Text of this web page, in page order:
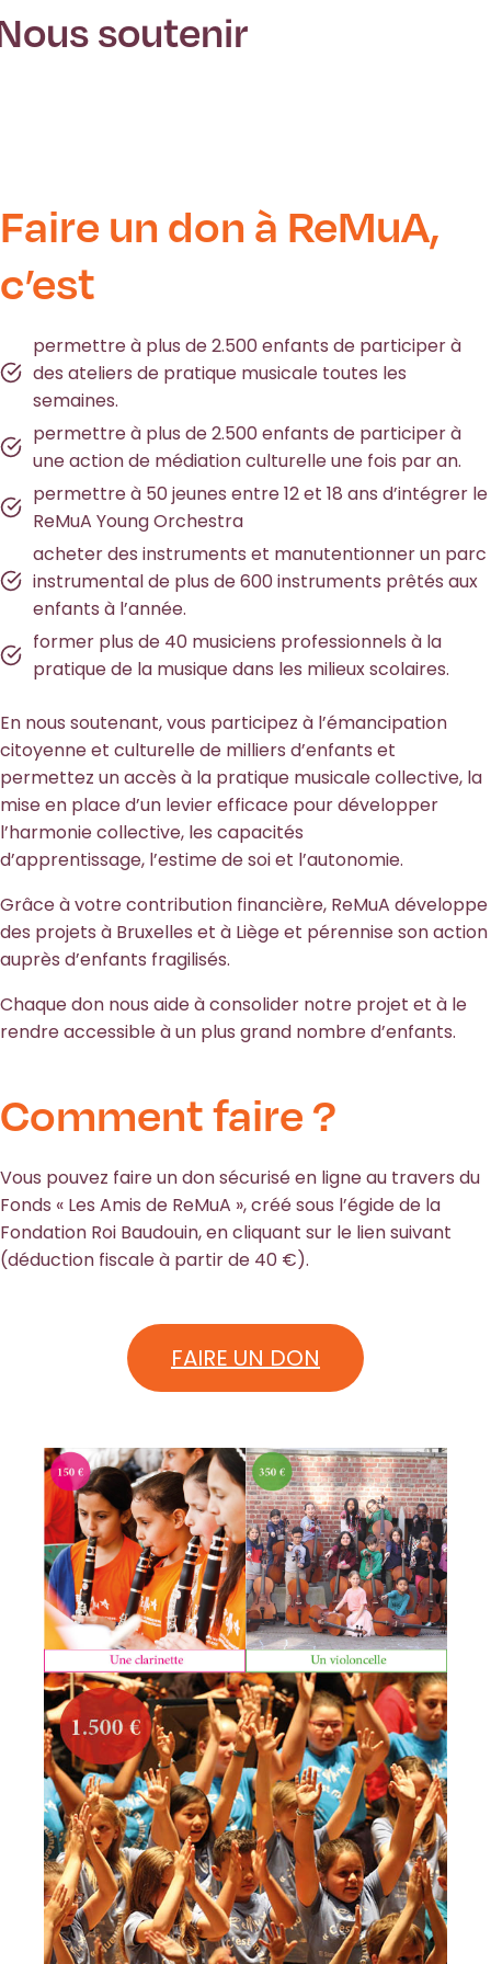
soutenir
Faire un don à ReMuA,
c’est
permettre à plus de 2.500 enfants de participer à
des ateliers de pratique musicale toutes les
semaines.
permettre à plus de 2.500 enfants de participer à
une action de médiation culturelle une fois par an.
permettre à 50 jeunes entre 12 et 18 ans d’intégrer le
ReMuA Young Orchestra
acheter des instruments et manutentionner un parc
instrumental de plus de 600 instruments prêtés aux
enfants à l’année.
former plus de 40 musiciens professionnels à la
pratique de la musique dans les milieux scolaires.
En nous soutenant, vous participez à l’émancipation
citoyenne et culturelle de milliers d’enfants et
permettez un accès à la pratique musicale collective, la
mise en place d’un levier efficace pour développer
l’harmonie collective, les capacités
d’apprentissage, l’estime de soi et l’autonomie.
Grâce à votre contribution financière, ReMuA développe
des projets à Bruxelles et à Liège et pérennise son action
auprès d’enfants fragilisés.
Chaque don nous aide à consolider notre projet et à le
rendre accessible à un plus grand nombre d’enfants.
Comment faire ?
Vous pouvez faire un don sécurisé en ligne au travers du
Fonds « Les Amis de ReMuA », créé sous l’égide de la
Fondation Roi Baudouin, en cliquant sur le lien suivant
(déduction fiscale à partir de 40 €).
FAIRE UN DON